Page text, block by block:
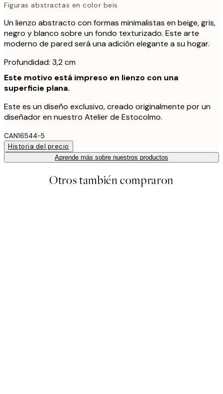
Figuras abstractas en color beis
Un lienzo abstracto con formas minimalistas en beige, gris,
negro y blanco sobre un fondo texturizado. Este arte
moderno de pared será una adición elegante a su hogar.
Profundidad: 3,2 cm
Este motivo está impreso en lienzo con una
superficie plana.
Este es un diseño exclusivo, creado originalmente por un
diseñador en nuestro Atelier de Estocolmo.
CAN16544-5
Historia del precio
Aprende más sobre nuestros productos
Otros también compraron